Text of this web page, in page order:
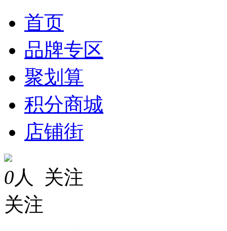
首页
品牌专区
聚划算
积分商城
店铺街
0人 关注
关注